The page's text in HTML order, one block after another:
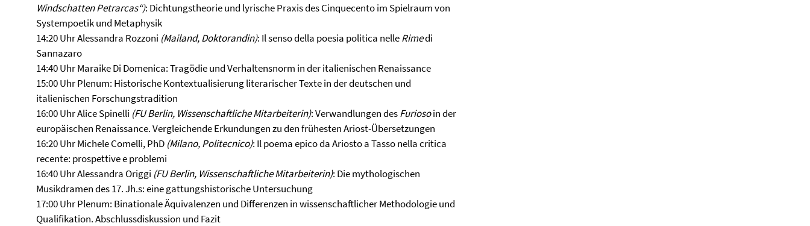
WindschattenPetrarcas“): Dichtungstheorie und lyrische Praxis des Cinquecento im Spielraum von
Systempoetik und Metaphysik
14:20 Uhr Alessandra Rozzoni (Mailand, Doktorandin): Il senso della poesia politica nelleRimedi
Sannazaro
14:40 Uhr Maraike Di Domenica: Tragödie und Verhaltensnorm in der italienischen Renaissance
15:00 Uhr Plenum: Historische Kontextualisierung literarischer Texte in der deutschen und
italienischen Forschungstradition
16:00 Uhr Alice Spinelli (FU Berlin, Wissenschaftliche Mitarbeiterin): Verwandlungen desFuriosoin der
europäischen Renaissance. Vergleichende Erkundungen zu den frühesten Ariost-Übersetzungen
16:20 Uhr Michele Comelli, PhD (Milano, Politecnico): Il poema epico da Ariosto a Tasso nella critica
recente: prospettive e problemi
16:40 Uhr Alessandra Origgi (FU Berlin, Wissenschaftliche Mitarbeiterin): Die mythologischen
Musikdramen des 17. Jh.s: eine gattungshistorische Untersuchung
17:00 Uhr Plenum: Binationale Äquivalenzen und Differenzen in wissenschaftlicher Methodologie und
Qualifikation. Abschlussdiskussion und Fazit